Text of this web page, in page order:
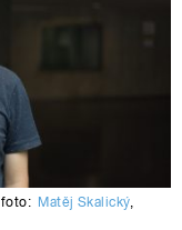
foto: Matěj Skalický,